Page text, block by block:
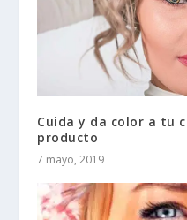
Cuida y da color a tu
producto
7 mayo, 2019